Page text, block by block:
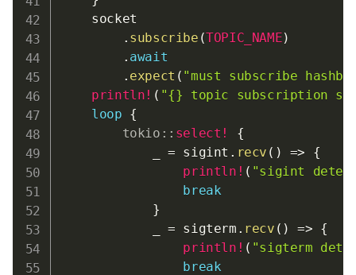
    socket
. subscribe (TOPIC_NAME)
. await
. expect ( "must subscribe
println! ( "{} topic subscription
loop {
tokio :: select!
{
            _
= sigint . recv ( ) =>
{
println! ( "sigint
break
}
            _
= sigterm . recv ( ) => {
println! ( "sigterm
break